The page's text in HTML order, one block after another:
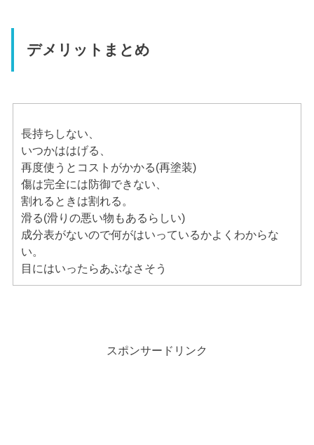
デメリットまとめ
長持ちしない、
いつかははげる、
再度使うとコストがかかる(再塗装)
傷は完全には防御できない、
割れるときは割れる。
滑る(滑りの悪い物もあるらしい)
成分表がないので何がはいっているかよくわからな
い。
目にはいったらあぶなさそう
スポンサードリンク